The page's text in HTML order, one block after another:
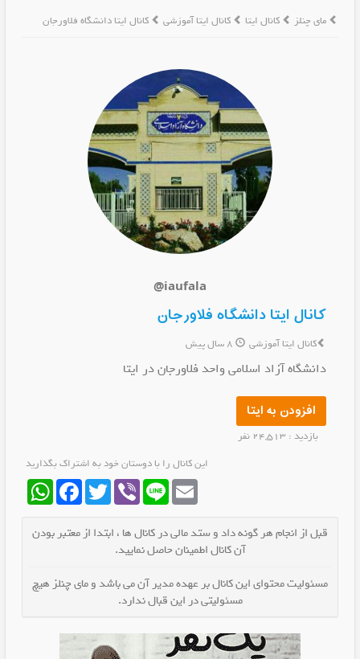
مای چنلز کانال ایتا کانال ایتا آموزشی کانال ایتا دانشگاه فلاورجان
@iaufala
کانال ایتا دانشگاه فلاورجان
کانال ایتا آموزشی
دانشگاه آزاد اسلامی واحد فلاورجان در ایتا
افزودن به ایتا
بازدید : 24,513 نفر
این کانال را با دوستان خود به اشتراک بگذارید
WhatsAppFacebookTwitter Viber Line Email
قبل از انجام هر گونه داد و ستد مالی در کانال ها ، ابتدا از معتبر بودن
آن کانال اطمینان حاصل نمایید.
مسئولیت محتوای این کانال بر عهده مدیر آن می باشد و مای چنلز هیچ
مسئولیتی در این قبال ندارد.